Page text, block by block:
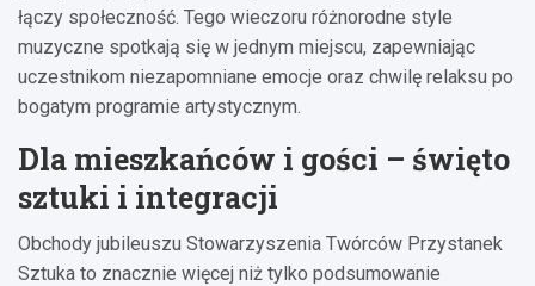
łączy społeczność. Tego wieczoru różnorodne style
muzyczne spotkają się w jednym miejscu, zapewniając
uczestnikom niezapomniane emocje oraz chwilę relaksu po
bogatym programie artystycznym.
Dla mieszkańców i gości – święto
sztuki i integracji
Obchody jubileuszu Stowarzyszenia Twórców Przystanek
Sztuka to znacznie więcej niż tylko podsumowanie